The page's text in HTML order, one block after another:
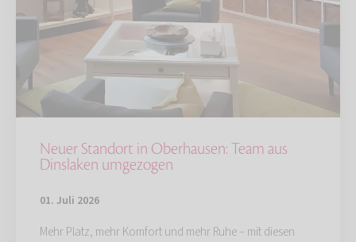
Neuer Standort in Oberhausen: Team aus
Dinslaken umgezogen
01. Juli 2026
Mehr Platz, mehr Komfort und mehr Ruhe – mit diesen